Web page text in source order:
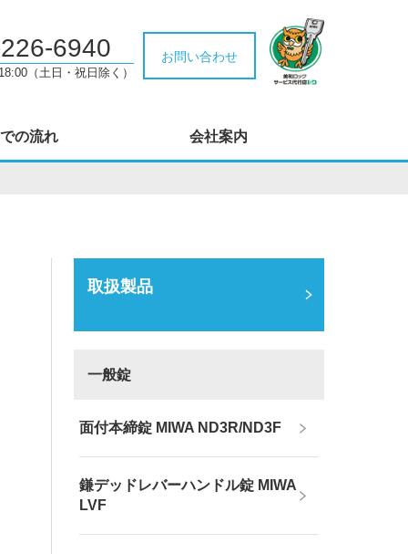
6940
（土日・祝日除く）
お問い合わせ
の流れ 会社案内
取扱製品
一般錠
面付本締錠 MIWA ND3R/ND3F
鎌デッドレバーハンドル錠 MIWA
LVF